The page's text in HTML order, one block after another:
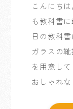
こんにち
も教科書
日の教科
ガラスの
を用意し
おしゃれ